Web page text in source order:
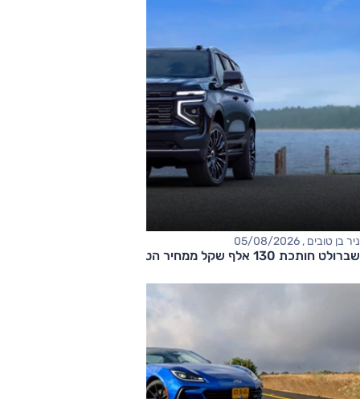
ניר בן טובים , 05/08/2026
שברולט חותכת 130 אלף שקל ממחיר הטאהו